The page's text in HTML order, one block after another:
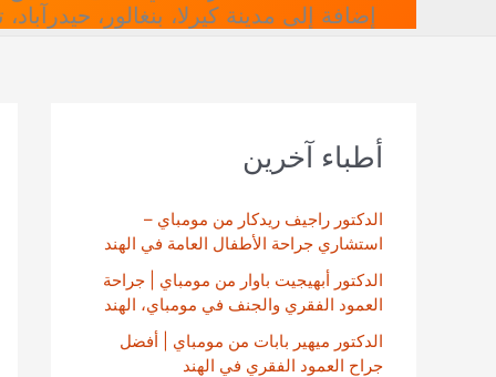
إضافة إلى مدينة كيرلا، بنغالور،
أطباء آخرين
الدكتور راجيف ريدكار من مومباي –
استشاري جراحة الأطفال العامة في الهند
الدكتور أبهيجيت باوار من مومباي | جراحة
العمود الفقري والجنف في مومباي، الهند
الدكتور ميهير بابات من مومباي | أفضل
جراح العمود الفقري في الهند